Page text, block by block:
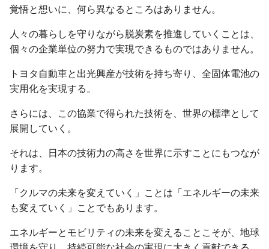
覚悟と想いに、何ら異なるところはありません。
人々の暮らしを守りながら脱炭素を推進していくことは、
個々の企業単位の努力で実現できるものではありません。
トヨタ自動車と出光興産が技術を持ち寄り、全固体電池の
実用化を実現する。
さらには、この協業で得られた技術を、世界の標準として
展開していく。
それは、日本の技術力の高さを世界に示すことにもつなが
ります。
「クルマの未来を変えていく」ことは「エネルギーの未来
も変えていく」ことでもあります。
エネルギーとモビリティの未来を変えることこそが、地球